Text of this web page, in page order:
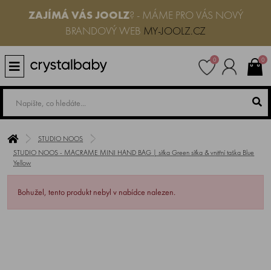
ZAJÍMÁ VÁS JOOLZ? - MÁME PRO VÁS NOVÝ
BRANDOVÝ WEB MY-JOOLZ.CZ
0 0
STUDIO NOOS
STUDIO NOOS - MACRAME MINI HAND BAG | síťka Green síťka & vnitřní taška Blue
Yellow
Bohužel, tento produkt nebyl v nabídce nalezen.